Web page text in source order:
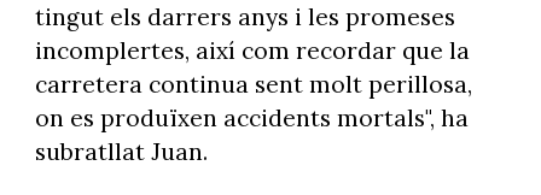
tingut els darrers anys i les promeses
incomplertes, així com recordar que la
carretera continua sent molt perillosa,
on es produïxen accidents mortals", ha
subratllat Juan.